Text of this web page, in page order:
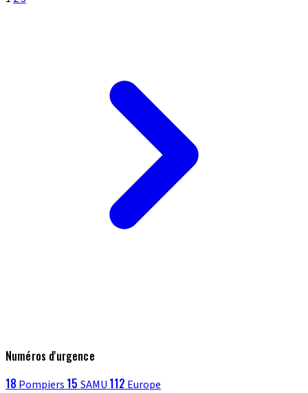
Numéros d'urgence
18 Pompiers 15 SAMU 112 Europe